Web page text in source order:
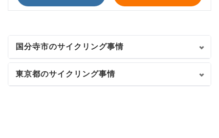
国分寺市のサイクリング事情
東京都のサイクリング事情